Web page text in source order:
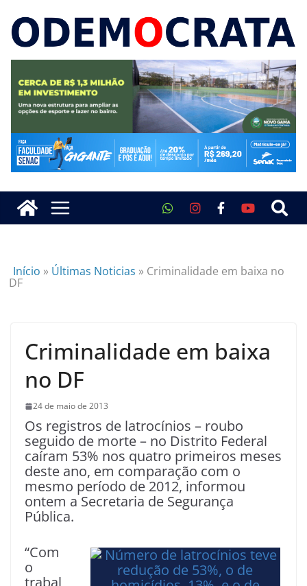
Início » Últimas Noticias » Criminalidade em baixa no
DF
Criminalidade em baixa
no DF
24 de maio de 2013
Os registros de latrocínios – roubo
seguido de morte – no Distrito Federal
caíram 53% nos quatro primeiros meses
deste ano, em comparação com o
mesmo período de 2012, informou
ontem a Secretaria de Segurança
Pública.
“Com
o